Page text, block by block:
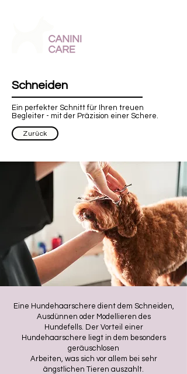
Schneiden
Ein perfekter Schnitt für Ihren treuen
Begleiter - mit der Präzision einer Schere.
Zurück
Eine Hundehaarschere dient dem Schneiden,
Ausdünnen oder Modellieren des
Hundefells. Der Vorteil einer
Hundehaarschere liegt in dem besonders
geräuschlosen
Arbeiten, was sich vor allem bei sehr
ängstlichen Tieren auszahlt.